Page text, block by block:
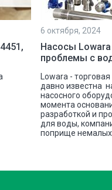
6 октября, 2024
Насосы
проблемы с
Lowara -
давно известна
насосного
момента
разработкой и
для воды,
поприще немалых